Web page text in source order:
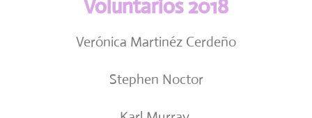
Voluntarios 2018
Verónica Martinéz Cerdeño
Stephen Noctor